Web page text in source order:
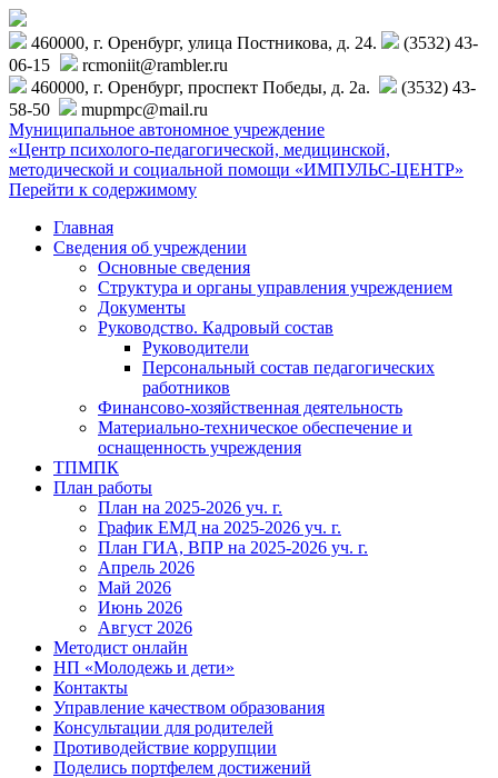
460000, г. Оренбург, улица Постникова, д. 24.
(3532) 43-
06-15
rcmoniit@rambler.ru
460000, г. Оренбург, проспект Победы, д. 2а.
(3532) 43-
58-50
mupmpc@mail.ru
Муниципальное автономное учреждение
«Центр психолого-педагогической, медицинской,
методической и социальной помощи «ИМПУЛЬС-ЦЕНТР»
Перейти к содержимому
Главная
Сведения об учреждении
Основные сведения
Структура и органы управления учреждением
Документы
Руководство. Кадровый состав
Руководители
Персональный состав педагогических
работников
Финансово-хозяйственная деятельность
Материально-техническое обеспечение и
оснащенность учреждения
ТПМПК
План работы
План на 2025-2026 уч. г.
График ЕМД на 2025-2026 уч. г.
План ГИА, ВПР на 2025-2026 уч. г.
Апрель 2026
Май 2026
Июнь 2026
Август 2026
Методист онлайн
НП «Молодежь и дети»
Контакты
Управление качеством образования
Консультации для родителей
Противодействие коррупции
Поделись портфелем достижений